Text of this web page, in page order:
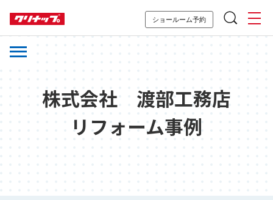
ショールーム予約
株式会社 渡部工務店
リフォーム事例